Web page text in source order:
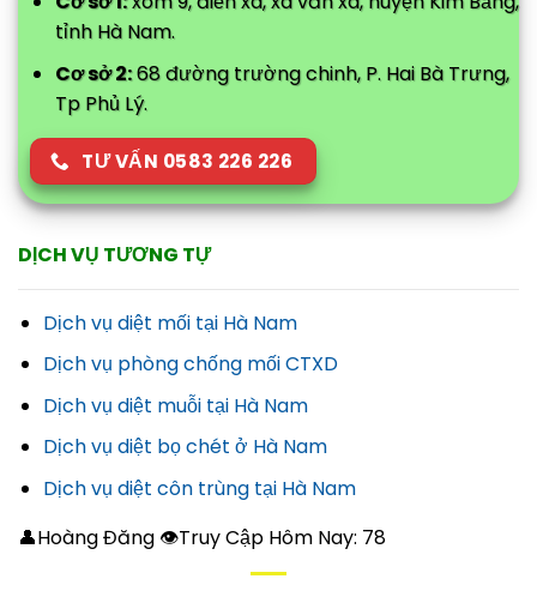
tỉnh Hà Nam.
Cơ sở 2:68 đường trường chinh, P. Hai Bà Trưng,
Tp Phủ Lý.
TƯ VẤN 0583 226 226
DỊCH VỤ TƯƠNG TỰ
Dịch vụ diệt mối tại Hà Nam
Dịch vụ phòng chống mối CTXD
Dịch vụ diệt muỗi tại Hà Nam
Dịch vụ diệt bọ chét ở Hà Nam
Dịch vụ diệt côn trùng tại Hà Nam
👤Hoàng Đăng 👁Truy Cập Hôm Nay: 78